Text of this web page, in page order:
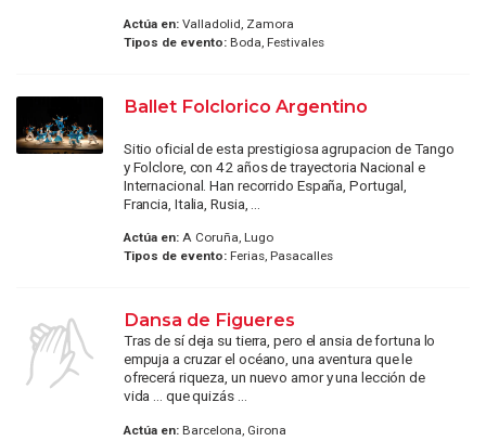
Actúa en:Valladolid, Zamora
Tipos de evento:Boda, Festivales
Ballet Folclorico Argentino
Sitio oficial de esta prestigiosa agrupacion de Tango
y Folclore, con 42 años de trayectoria Nacional e
Internacional. Han recorrido España, Portugal,
Francia, Italia, Rusia, ...
Actúa en:A Coruña, Lugo
Tipos de evento:Ferias, Pasacalles
Dansa de Figueres
Tras de sí deja su tierra, pero el ansia de fortuna lo
empuja a cruzar el océano, una aventura que le
ofrecerá riqueza, un nuevo amor y una lección de
vida ... que quizás ...
Actúa en:Barcelona, Girona